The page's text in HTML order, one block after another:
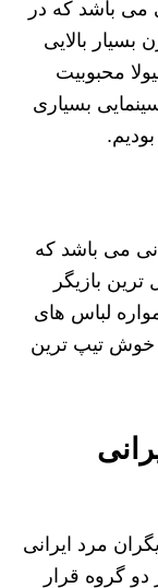
می باشد که در
بسیار بالایی
محبوبیت
بسیاری
می باشد که
بازیگر
لباس های
خوش تیپ ترین
مرد ایرانی
گروه قرار